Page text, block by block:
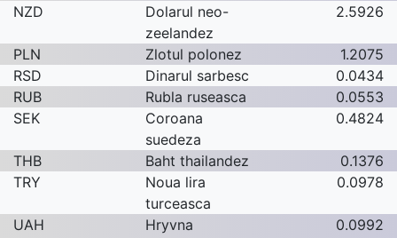
NZD
Dolarul neo-
zeelandez
2.5926
PLN Zlotul polonez
1.2075
RSD
Dinarul sarbesc
0.0434
RUB
Rubla ruseasca
0.0553
SEK
Coroana
suedeza
0.4824
THB Baht thailandez
0.1376
TRY
Noua lira
turceasca
0.0978
UAH
Hryvna
0.0992